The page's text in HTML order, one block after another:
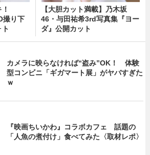
撮り下
【大胆カット満載】乃木坂
46・与田祐希3rd写真集『ヨー
ダ』公開カット
カメラに映らなければ“盗み”OK！ 体験
型コンビニ「ギガマート展」がヤバすぎた
ｗ
『映画ちいかわ』コラボカフェ 話題の
「人魚の煮付け」食べてみた〈取材レポ〉